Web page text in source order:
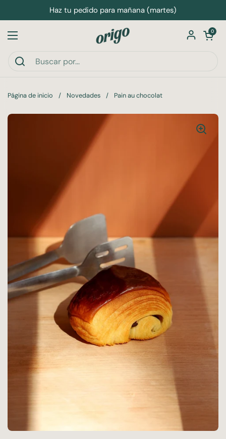
Haz tu pedido para mañana (martes)
Abrir menú
Abrir
0
Página de inicio / Novedades / Pain au chocolat